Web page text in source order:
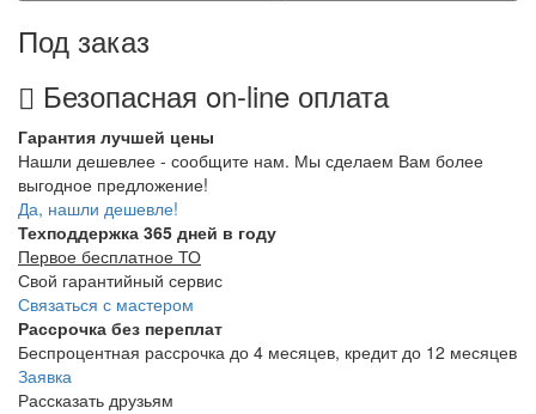
Под заказ
Безопасная on-line оплата
Гарантия лучшей цены
Нашли дешевлее - сообщите нам. Мы сделаем Вам более
выгодное предложение!
Да, нашли дешевле!
Техподдержка 365 дней в году
Первое бесплатное ТО
Свой гарантийный сервис
Связаться с мастером
Рассрочка без переплат
Беспроцентная рассрочка до 4 месяцев, кредит до 12 месяцев
Заявка
Рассказать друзьям